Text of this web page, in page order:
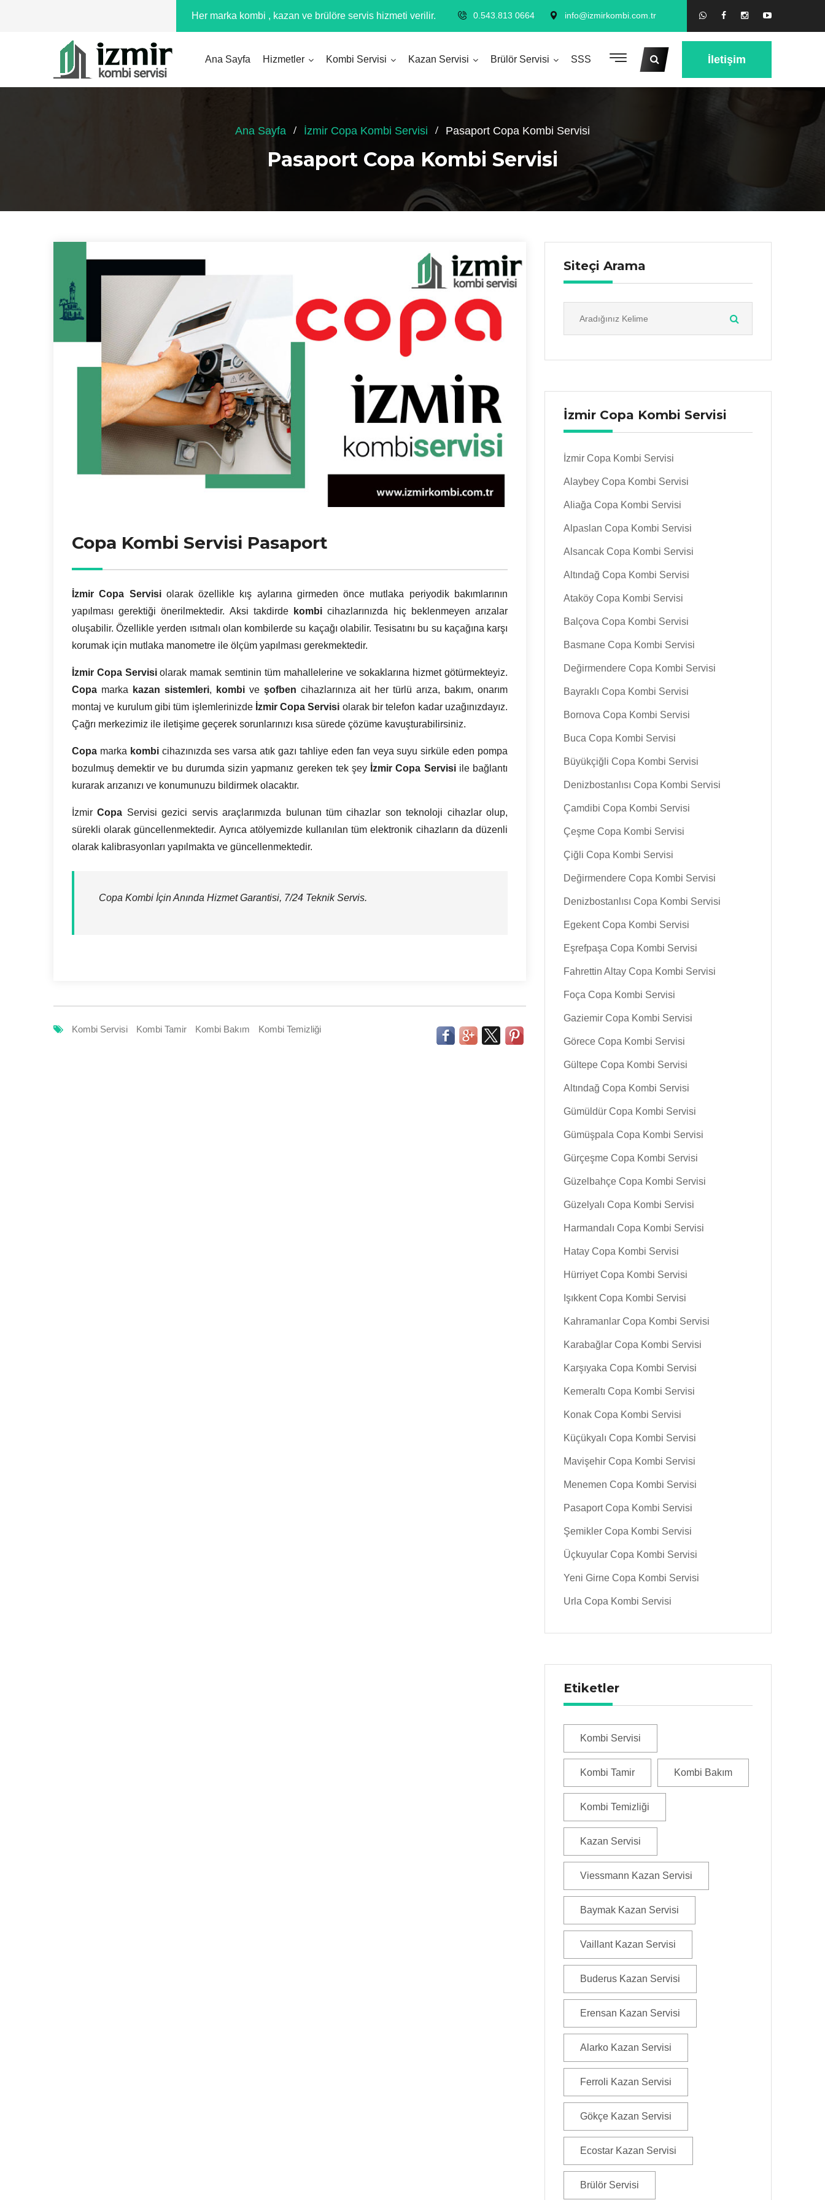
Her marka kombi , kazan ve brülöre servis hizmeti verilir. 0.543.813 0664 info@izmirkombi.com.tr
Ana Sayfa Hizmetler Kombi Servisi Kazan Servisi Brülör Servisi SSS İletişim
Ana Sayfa İzmir Copa Kombi Servisi Pasaport Copa Kombi Servisi
Pasaport Copa Kombi Servisi
Copa Kombi Servisi Pasaport
İzmirCopa Servisi olarak özellikle kış aylarına girmeden önce mutlaka periyodik bakımlarının
yapılması gerektiği önerilmektedir. Aksi takdirde
kombi cihazlarınızda hiç beklenmeyen arızalar
oluşabilir. Özellikle yerden ısıtmalı olan kombilerde su kaçağı olabilir. Tesisatını bu su kaçağına karşı
korumak için mutlaka manometre ile ölçüm yapılması gerekmektedir.
İzmir Copa Servisiolarak mamak semtinin tüm mahallelerine ve sokaklarına hizmet götürmekteyiz.
Copa marka kazan sistemleri, kombi ve şofben cihazlarınıza ait her türlü arıza, bakım, onarım
montaj ve kurulum gibi tüm işlemlerinizde İzmirCopa Servisi olarak bir telefon kadar uzağınızdayız.
Çağrı merkezimiz ile iletişime geçerek sorunlarınızı kısa sürede çözüme kavuşturabilirsiniz.
Copa marka kombi cihazınızda ses varsa atık gazı tahliye eden fan veya suyu sirküle eden pompa
bozulmuş demektir ve bu durumda sizin yapmanız gereken tek şey İzmir Copa Servisi ile bağlantı
kurarak arızanızı ve konumunuzu bildirmek olacaktır.
İzmirCopa Servisi gezici servis araçlarımızda bulunan tüm cihazlar son teknoloji cihazlar olup,
sürekli olarak güncellenmektedir. Ayrıca atölyemizde kullanılan tüm elektronik cihazların da düzenli
olarak kalibrasyonları yapılmakta ve güncellenmektedir.
Copa Kombi İçin Anında Hizmet Garantisi, 7/24 Teknik Servis.
Kombi Servisi Kombi Tamir Kombi Bakım Kombi Temizliği
Siteçi Arama
İzmir Copa Kombi Servisi
İzmir Copa Kombi Servisi
Alaybey Copa Kombi Servisi
Aliağa Copa Kombi Servisi
Alpaslan Copa Kombi Servisi
Alsancak Copa Kombi Servisi
Altındağ Copa Kombi Servisi
Ataköy Copa Kombi Servisi
Balçova Copa Kombi Servisi
Basmane Copa Kombi Servisi
Değirmendere Copa Kombi Servisi
Bayraklı Copa Kombi Servisi
Bornova Copa Kombi Servisi
Buca Copa Kombi Servisi
Büyükçiğli Copa Kombi Servisi
Denizbostanlısı Copa Kombi Servisi
Çamdibi Copa Kombi Servisi
Çeşme Copa Kombi Servisi
Çiğli Copa Kombi Servisi
Değirmendere Copa Kombi Servisi
Denizbostanlısı Copa Kombi Servisi
Egekent Copa Kombi Servisi
Eşrefpaşa Copa Kombi Servisi
Fahrettin Altay Copa Kombi Servisi
Foça Copa Kombi Servisi
Gaziemir Copa Kombi Servisi
Görece Copa Kombi Servisi
Gültepe Copa Kombi Servisi
Altındağ Copa Kombi Servisi
Gümüldür Copa Kombi Servisi
Gümüşpala Copa Kombi Servisi
Gürçeşme Copa Kombi Servisi
Güzelbahçe Copa Kombi Servisi
Güzelyalı Copa Kombi Servisi
Harmandalı Copa Kombi Servisi
Hatay Copa Kombi Servisi
Hürriyet Copa Kombi Servisi
Işıkkent Copa Kombi Servisi
Kahramanlar Copa Kombi Servisi
Karabağlar Copa Kombi Servisi
Karşıyaka Copa Kombi Servisi
Kemeraltı Copa Kombi Servisi
Konak Copa Kombi Servisi
Küçükyalı Copa Kombi Servisi
Mavişehir Copa Kombi Servisi
Menemen Copa Kombi Servisi
Pasaport Copa Kombi Servisi
Şemikler Copa Kombi Servisi
Üçkuyular Copa Kombi Servisi
Yeni Girne Copa Kombi Servisi
Urla Copa Kombi Servisi
Etiketler
Kombi Servisi
Kombi Tamir Kombi Bakım
Kombi Temizliği
Kazan Servisi
Viessmann Kazan Servisi
Baymak Kazan Servisi
Vaillant Kazan Servisi
Buderus Kazan Servisi
Erensan Kazan Servisi
Alarko Kazan Servisi
Ferroli Kazan Servisi
Gökçe Kazan Servisi
Ecostar Kazan Servisi
Brülör Servisi